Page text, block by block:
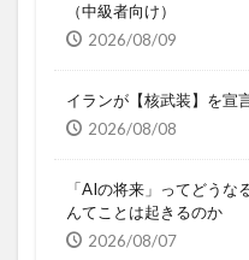
（中級者向け）
2026/08/09
イランが【核武装】を宣
2026/08/08
「AIの将来」ってどう
んてことは起きるのか
2026/08/07